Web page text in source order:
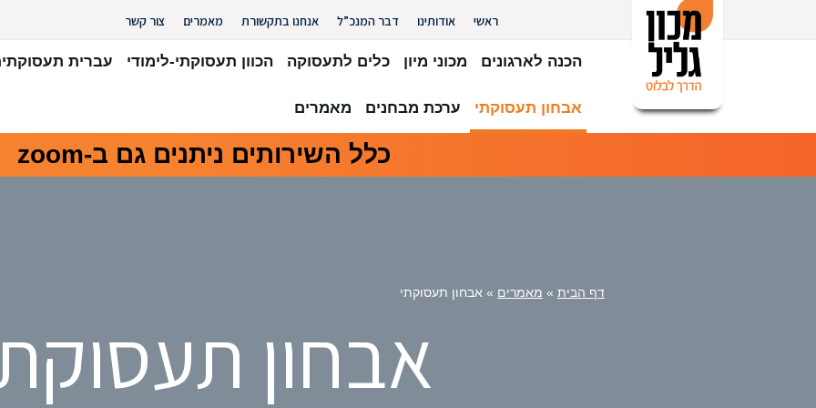
ראשי אודותינו דבר המנכ”ל אנחנו בתקשורת מאמרים צור קשר
הכנה לארגונים מכוני מיון כלים לתעסוקה הכוון תעסוקתי-לימודי עברית
אבחון תעסוקתי ערכת מבחנים מאמרים
כלל השירותים ניתנים גם ב-zoom
דף הבית » מאמרים » אבחון תעסוקתי
אבחון